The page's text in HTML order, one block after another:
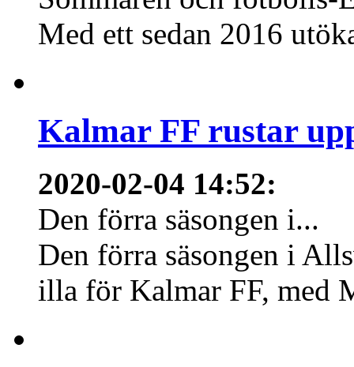
Med ett sedan 2016
Kalmar FF rustar
2020-02-04 14:52:
Den förra säsongen i...
Den förra säsongen i
illa för Kalmar FF, med